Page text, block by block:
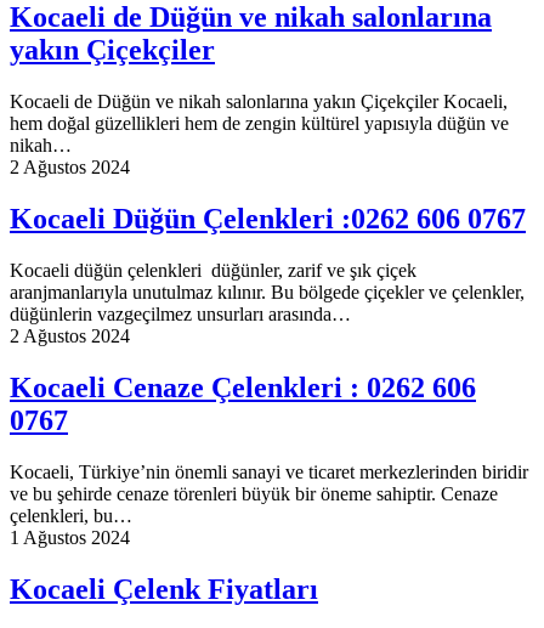
Kocaeli de Düğün ve nikah salonlarına
yakın Çiçekçiler
Kocaeli de Düğün ve nikah salonlarına yakın Çiçekçiler Kocaeli,
hem doğal güzellikleri hem de zengin kültürel yapısıyla düğün ve
nikah…
2 Ağustos 2024
Kocaeli Düğün Çelenkleri :0262 606 0767
Kocaeli düğün çelenkleri düğünler, zarif ve şık çiçek
aranjmanlarıyla unutulmaz kılınır. Bu bölgede çiçekler ve çelenkler,
düğünlerin vazgeçilmez unsurları arasında…
2 Ağustos 2024
Kocaeli Cenaze Çelenkleri : 0262 606
0767
Kocaeli, Türkiye’nin önemli sanayi ve ticaret merkezlerinden biridir
ve bu şehirde cenaze törenleri büyük bir öneme sahiptir. Cenaze
çelenkleri, bu…
1 Ağustos 2024
Kocaeli Çelenk Fiyatları